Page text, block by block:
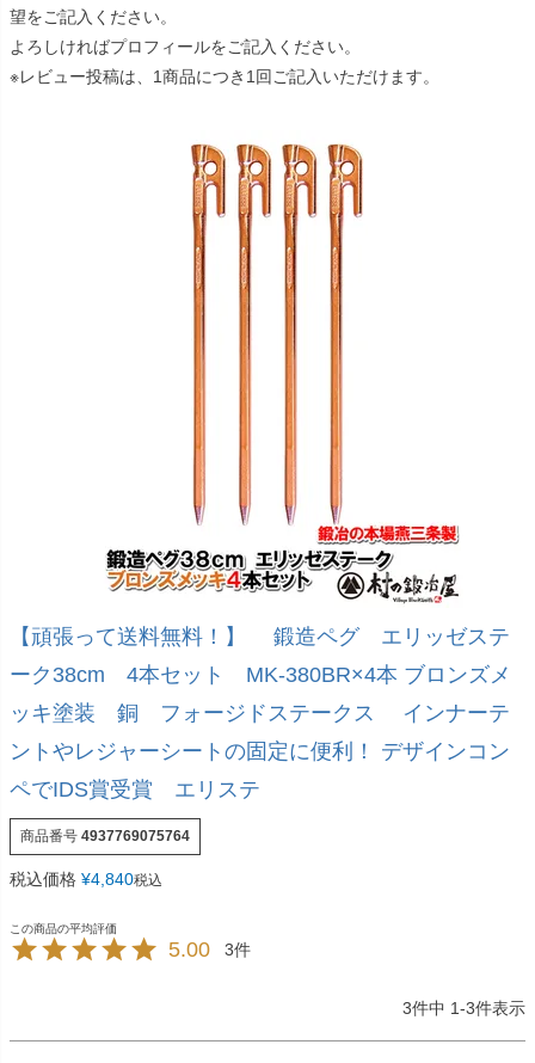
望をご記入ください。
よろしければプロフィールをご記入ください。
※レビュー投稿は、1商品につき1回ご記入いただけます。
【頑張って送料無料！】 鍛造ペグ エリッゼステ
ーク38cm 4本セット MK-380BR×4本 ブロンズメ
ッキ塗装 銅 フォージドステークス インナーテ
ントやレジャーシートの固定に便利！ デザインコン
ペでIDS賞受賞 エリステ
商品番号 4937769075764
税込価格 ¥4,840税込
5.00 3
3件中 1-3件表示